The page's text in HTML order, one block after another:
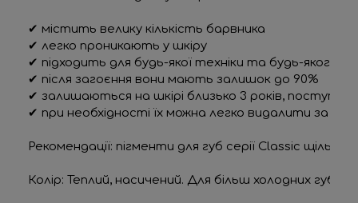
✔ містить велику кількість барвника
✔ легко проникають у шкіру
✔ підходить для будь-якої техніки та будь-якого
✔ після загоєння вони мають залишок до 90%
✔ залишаються на шкірі близько 3 років,
✔ при необхідності їх можна легко видалити за
Рекомендації: пігменти для губ серії Classic
Колір: Теплий, насичений. Для більш холодних губ,